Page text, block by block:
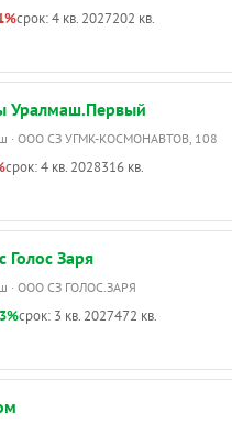
срок: 4 кв. 2027202 кв.
Уралмаш.Первый
· ООО СЗ УГМК-КОСМОНАВТОВ, 108
срок: 4 кв. 2028316 кв.
Заря
· ООО СЗ ГОЛОС.ЗАРЯ
срок: 3 кв. 2027472 кв.